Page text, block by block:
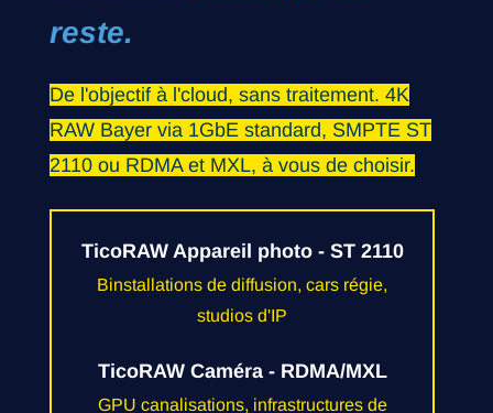
reste.
De l'objectif à l'cloud, sans traitement. 4K
RAW Bayer via 1GbE standard, SMPTE ST
2110 ou RDMA et MXL, à vous de choisir.
TicoRAW Appareil photo - ST 2110
Binstallations de diffusion, cars régie,
studios d'IP
TicoRAW Caméra - RDMA/MXL
GPU canalisations, infrastructures de